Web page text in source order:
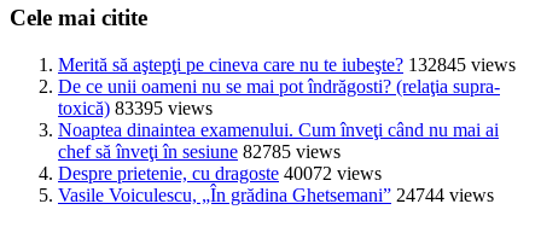
Cele mai citite
Merită să aştepţi pe cineva care nu te iubeşte? 132845 views
De ce unii oameni nu se mai pot îndrăgosti? (relaţia supra-
toxică) 83395 views
Noaptea dinaintea examenului. Cum înveţi când nu mai ai
chef să înveţi în sesiune 82785 views
Despre prietenie, cu dragoste 40072 views
Vasile Voiculescu, „În grădina Ghetsemani” 24744 views